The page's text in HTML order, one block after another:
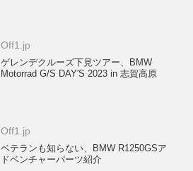
Off1.jp
ゲレンデクルーズ下見ツアー、BMW
Motorrad G/S DAY'S 2023 in 志賀高原
Off1.jp
ベテランも知らない、BMW R1250GSア
ドベンチャーパーツ紹介